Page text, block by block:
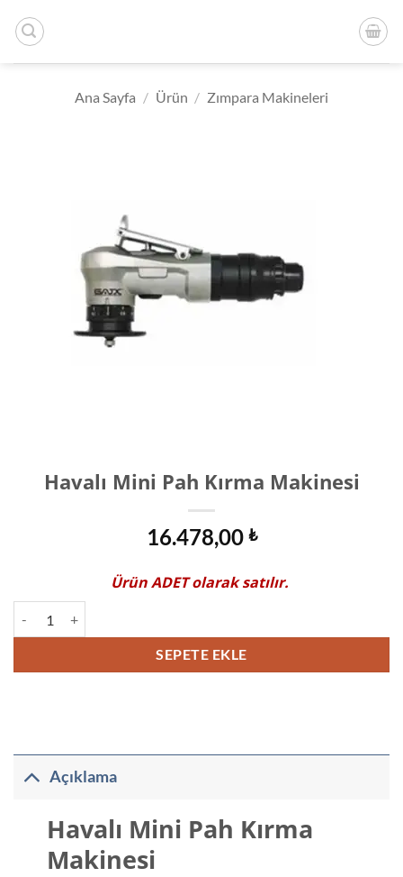
atla
Ana Sayfa / Ürün / Zımpara Makineleri
Havalı Mini Pah Kırma Makinesi
16.478,00 ₺
ÜrünADETolarak satılır.
SEPETE EKLE
Açıklama
Havalı Mini Pah Kırma
Makinesi